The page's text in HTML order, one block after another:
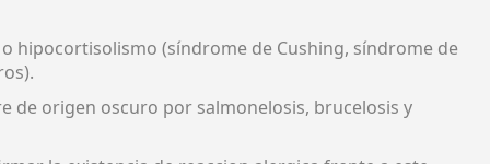
hipocortisolismo (síndrome de Cushing, síndrome de
de origen oscuro por salmonelosis, brucelosis y